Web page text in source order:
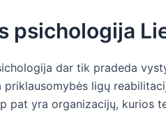
psichologija
dar tik pradeda
ligų
pat yra organizacijų, kurios